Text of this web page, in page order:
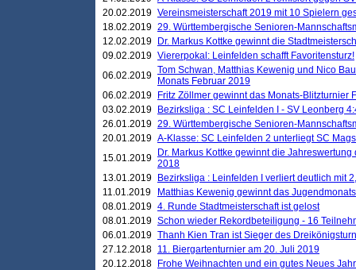
20.02.2019 Vereinsmeisterschaft 2019 mit 10 Spielern
18.02.2019 29. Württembergische Senioren-
12.02.2019
Dr. Markus Kottke gewinnt die
09.02.2019 Viererpokal: Leinfelden schafft Favoritensturz!
06.02.2019 Tom Schwan, Matthias Kewenig und Nico
Monats Februar 2019
06.02.2019
Fritz Zöllmer gewinnt das Monats-Blitzturnier
03.02.2019
Bezirksliga : SC Leinfelden I - SV Leonberg
26.01.2019 29. Württembergische Senioren-
20.01.2019 A-Klasse: SC Leinfelden 2 unterliegt SC
15.01.2019
Dr. Markus Kottke gewinnt die
2018
13.01.2019
Bezirksliga : Leinfelden I verliert deutlich mit
11.01.2019
Matthias Kewenig gewinnt das
08.01.2019 4. Runde Stadtmeisterschaft ist gelost
08.01.2019 Schon wieder Rekordbeteiligung - 16
06.01.2019 Thanh Kien Tran ist Sieger des
27.12.2018 11. Biergartenturnier am 20. Juli 2019
20.12.2018
Frohe Weihnachten und ein gutes Neues